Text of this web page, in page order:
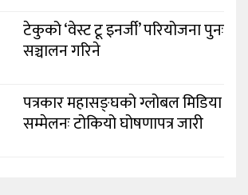
टेकुको ‘वेस्ट टू इनर्जी’ परियोजना पुनः
सञ्चालन गरिने
पत्रकार महासङ्घको ग्लोबल मिडिया
सम्मेलनः टोकियो घोषणापत्र जारी